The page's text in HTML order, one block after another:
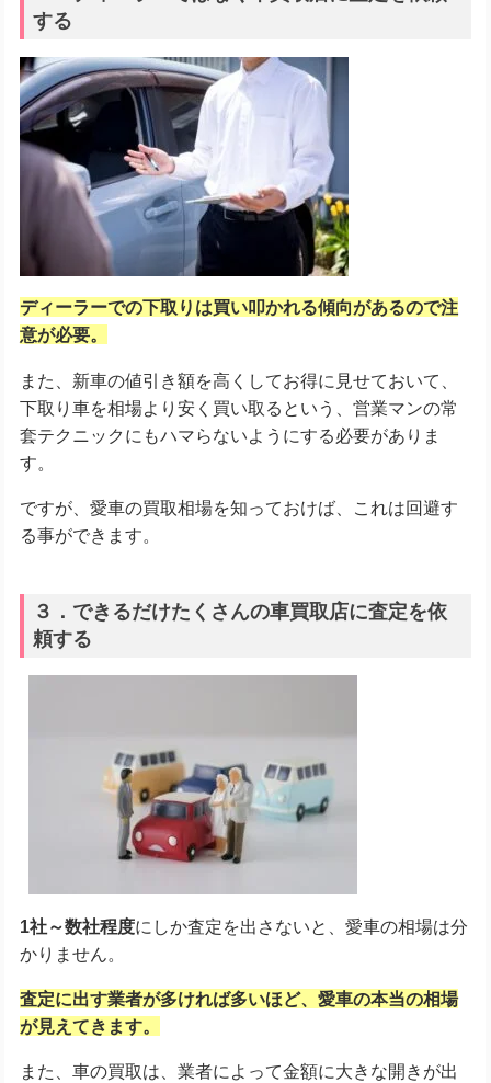
する
ディーラーでの下取りは買い叩かれる傾向があるので注
意が必要。
また、新車の値引き額を高くしてお得に見せておいて、
下取り車を相場より安く買い取るという、営業マンの常
套テクニックにもハマらないようにする必要がありま
す。
ですが、愛車の買取相場を知っておけば、これは回避す
る事ができます。
３．できるだけたくさんの車買取店に査定を依
頼する
1社～数社程度にしか査定を出さないと、愛車の相場は分
かりません。
査定に出す業者が多ければ多いほど、愛車の本当の相場
が見えてきます。
また、車の買取は、業者によって金額に大きな開きが出